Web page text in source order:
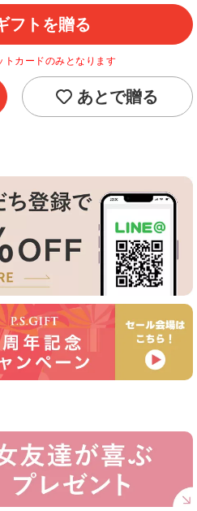
フトを贈る
トカードのみとなります
あとで贈る